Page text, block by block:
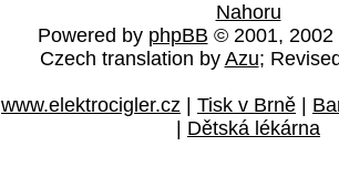
Nahoru
Powered by phpBB © 2001, 2002
Czech translation by Azu;
www.elektrocigler.cz Tisk v Brně
Dětská lékárna